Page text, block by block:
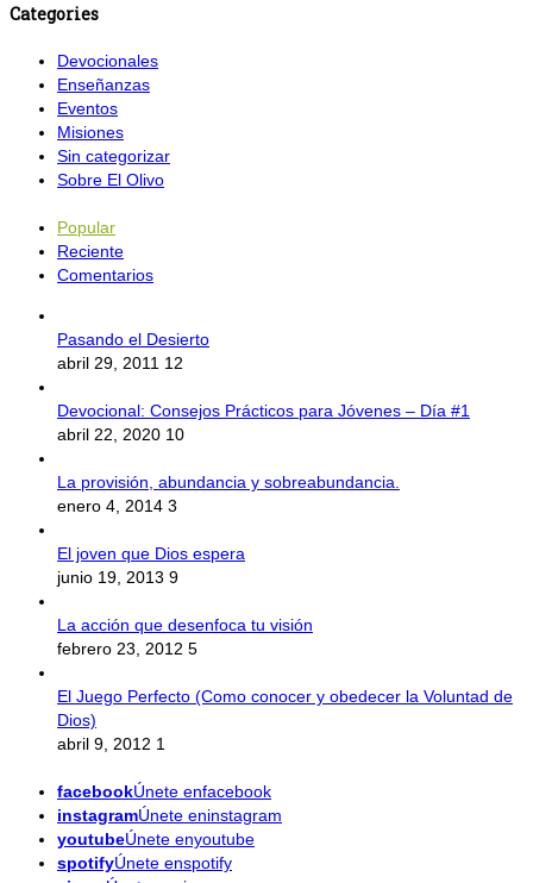
Categories
Devocionales
Enseñanzas
Eventos
Misiones
Sin categorizar
Sobre El Olivo
Popular
Reciente
Comentarios
Pasando el Desierto
abril 29, 2011 12
Devocional: Consejos Prácticos para Jóvenes – Día #1
abril 22, 2020 10
La provisión, abundancia y sobreabundancia.
enero 4, 2014 3
El joven que Dios espera
junio 19, 2013 9
La acción que desenfoca tu visión
febrero 23, 2012 5
El Juego Perfecto (Como conocer y obedecer la Voluntad de
Dios)
abril 9, 2012 1
facebookÚnete enfacebook
instagramÚnete eninstagram
youtubeÚnete enyoutube
spotifyÚnete enspotify